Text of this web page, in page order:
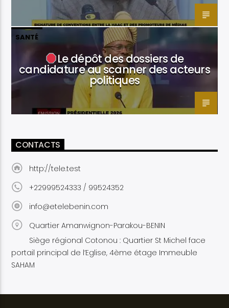
SANTÉ
Le dépôt des dossiers de
candidature au scanner des acteurs
politiques
CONTACTS
http://tele.test
+22999524333 / 99524352
info@etelebenin.com
Quartier Amanwignon-Parakou-BENIN
Siège régional Cotonou : Quartier St Michel face
portail principal de l’Eglise, 4ème étage Immeuble
SAHAM